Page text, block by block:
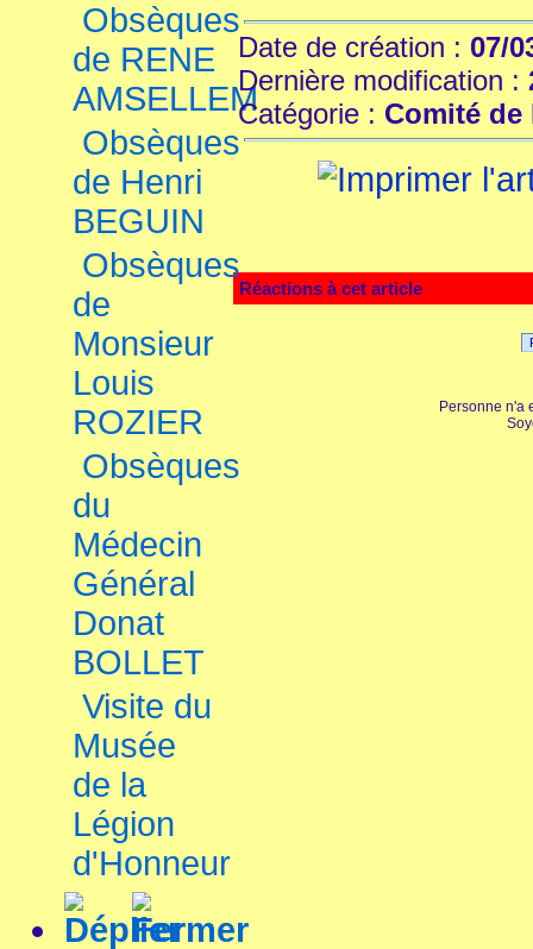
Obsèques
de RENE
AMSELLEM
Obsèques
de Henri
BEGUIN
Obsèques
de
Monsieur
Louis
ROZIER
Obsèques
du
Médecin
Général
Donat
BOLLET
Visite du
Musée
de la
Légion
d'Honneur
Date de création : 07/
Dernière modification :
Catégorie : Comité de
Réactions à cet article
Personne n'a